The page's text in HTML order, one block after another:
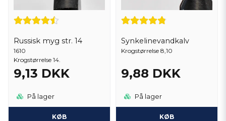
Russisk myg str. 14
1610
Krogstørrelse 14.
9,13 DKK
På lager
KØB
Synkelinevandkalv
Krogstørrelse 8,10
9,88 DKK
På lager
KØB